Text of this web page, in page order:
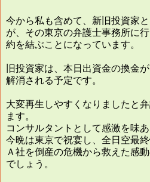
今から私も含めて、新旧投資家
が、その東京の弁護士事務所に
約を結ぶことになっています。
旧投資家は、本日出資金の換金
解消される予定です。
大変再生しやすくなりましたと
ます。
コンサルタントとして感激を味
今晩は東京で祝宴し、全日空最
Ａ社を倒産の危機から救えた感
でしょう。